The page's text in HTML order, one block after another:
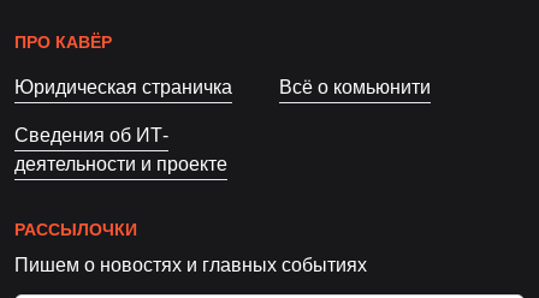
ПРО КАВЁР
Юридическая страничка Всё о комьюнити
Сведения об ИТ-
деятельности и проекте
РАССЫЛОЧКИ
Пишем о новостях и главных событиях